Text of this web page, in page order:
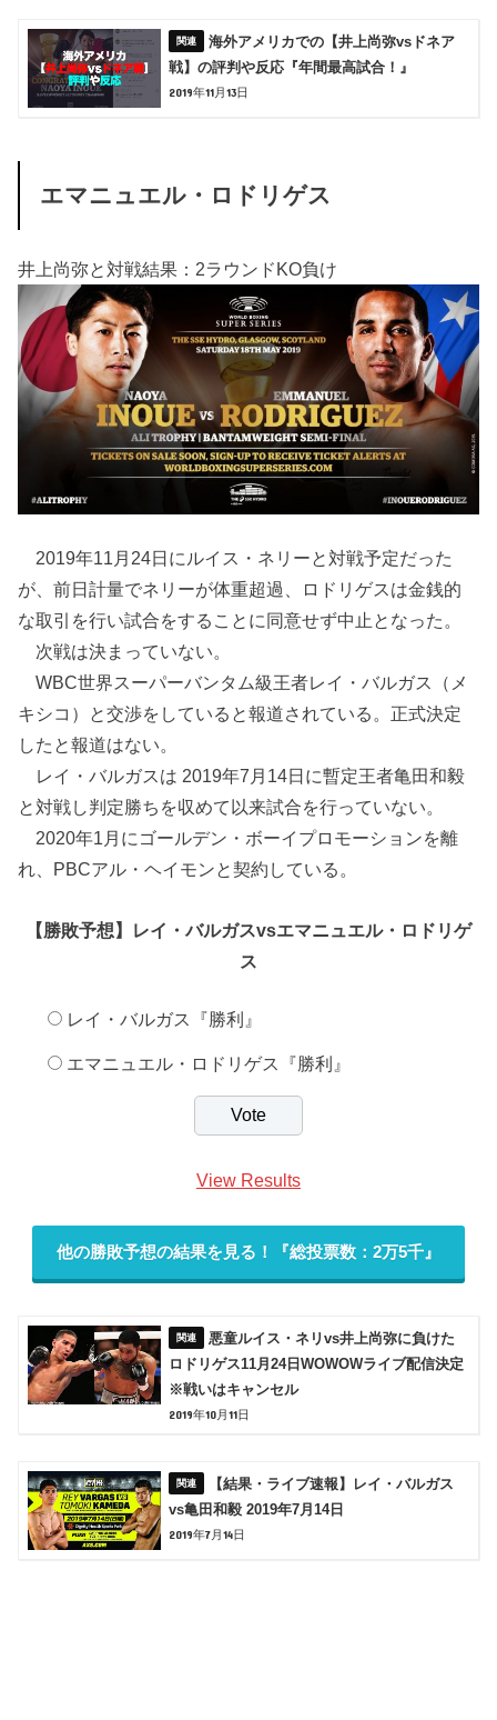
海外アメリカでの【井上尚弥vsドネア
戦】の評判や反応『年間最高試合！』
2019年11月13日
エマニュエル・ロドリゲス
井上尚弥と対戦結果：2ラウンドKO負け
2019年11月24日にルイス・ネリーと対戦予定だった
が、前日計量でネリーが体重超過、ロドリゲスは金銭的
な取引を行い試合をすることに同意せず中止となった。
次戦は決まっていない。
WBC世界スーパーバンタム級王者レイ・バルガス（メ
キシコ）と交渉をしていると報道されている。正式決定
したと報道はない。
レイ・バルガスは 2019年7月14日に暫定王者亀田和毅
と対戦し判定勝ちを収めて以来試合を行っていない。
2020年1月にゴールデン・ボーイプロモーションを離
れ、PBCアル・ヘイモンと契約している。
【勝敗予想】レイ・バルガスvsエマニュエル・ロドリゲ
ス
レイ・バルガス『勝利』
エマニュエル・ロドリゲス『勝利』
View Results
他の勝敗予想の結果を見る！『総投票数：2万5千』
悪童ルイス・ネリvs井上尚弥に負けた
ロドリゲス11月24日WOWOWライブ配信決定
※戦いはキャンセル
2019年10月11日
【結果・ライブ速報】レイ・バルガス
vs亀田和毅 2019年7月14日
2019年7月14日